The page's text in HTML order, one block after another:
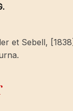
et Sebell,